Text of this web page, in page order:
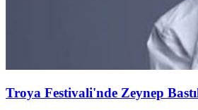
Troya Festivali'nde Zeynep